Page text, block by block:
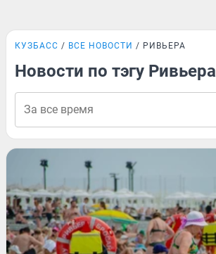
КУЗБАСС ВСЕ НОВОСТИ РИВЬЕРА
Новости по тэгу Ривьера